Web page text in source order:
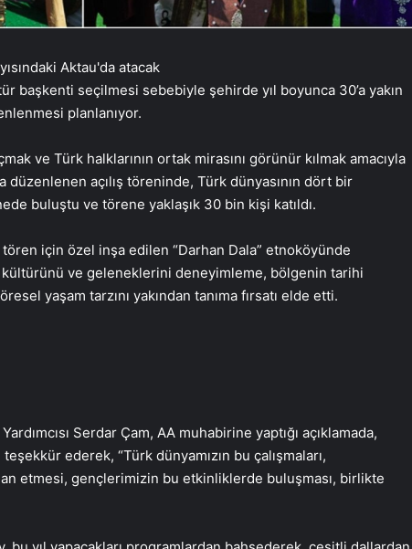
başkenti seçilmesi sebebiyle şehirde yıl boyunca 30’a yakın
planlanıyor.
ve Türk halklarının ortak mirasını görünür kılmak amacıyla
düzenlenen açılış töreninde, Türk dünyasının dört bir
buluştu ve törene yaklaşık 30 bin kişi katıldı.
için özel inşa edilen “Darhan Dala” etnoköyünde
kültürünü ve geleneklerini deneyimleme, bölgenin tarihi
yaşam tarzını yakından tanıma fırsatı elde etti.
Serdar Çam, AA muhabirine yaptığı açıklamada,
ederek, “Türk dünyamızın bu çalışmaları,
etmesi, gençlerimizin bu etkinliklerde buluşması, birlikte